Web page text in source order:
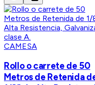
CAMESA
Rollo o carrete de 50
Metros de Retenida